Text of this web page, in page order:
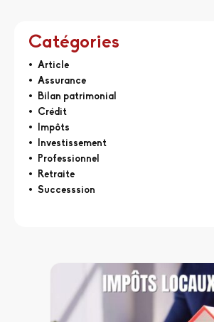
Catégories
Article
Assurance
Bilan patrimonial
Crédit
Impôts
Investissement
Professionnel
Retraite
Successsion